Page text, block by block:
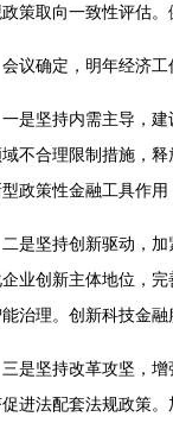
策取向一致性评估。
会议确定，明年经济工
一是坚持内需主导，
域不合理限制措施，
政策性金融工具作用
二是坚持创新驱动，
业创新主体地位，
治理。创新科技金融
三是坚持改革攻坚，
进法配套法规政策